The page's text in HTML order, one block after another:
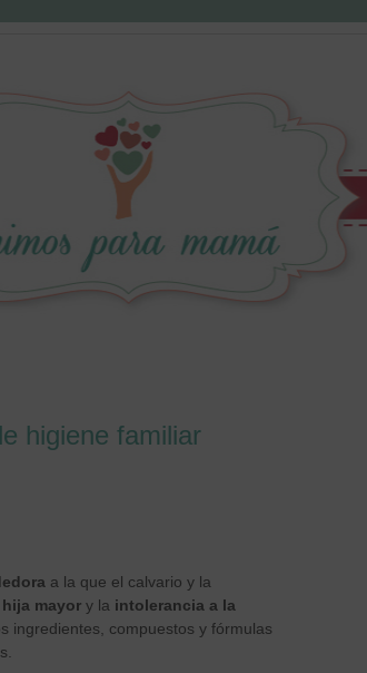
higiene familiar
a la que el calvario y la
mayor y la intolerancia a la
ingredientes, compuestos y fórmulas